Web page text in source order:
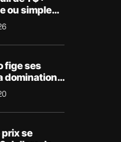
ou simple
fige ses
domination
prix se